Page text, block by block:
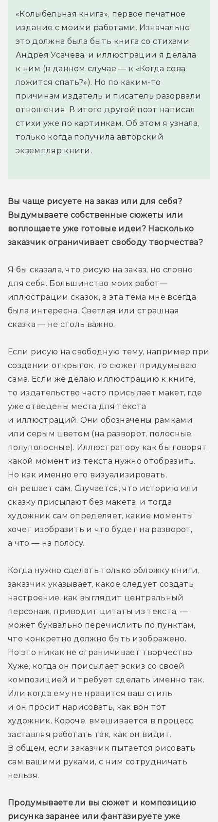
«Колыбельная книга», первое печатное
издание с моими работами. Изначально
это должна была быть книга со стихами
Андрея Усачёва, и иллюстрации я делала
к ним (в данном случае — к «Когда сова
ложится спать?»). Но по каким-то
причинам издатель и писатель разорвали
отношения. В итоге другой поэт написал
стихи уже по картинкам. Об этом я узнала,
только когда получила авторский
экземпляр книги.
Вы чаще рисуете на заказ или для себя?
Выдумываете собственные сюжеты или
воплощаете уже готовые идеи? Насколько
заказчик ограничивает свободу творчества?
Я бы сказала, что рисую на заказ, но словно
для себя. Большинство моих работ—
иллюстрации сказок, а эта тема мне всегда
была интересна. Светлая или страшная
сказка — не столь важно.
Если рисую на свободную тему, например при
создании открыток, то сюжет придумываю
сама. Если же делаю иллюстрацию к книге,
то издательство часто присылает макет, где
уже отведены места для текста
и иллюстраций. Они обозначены рамками
или серым цветом (на разворот, полосные,
полуполосные). Иллюстратору как бы говорят,
какой момент из текста нужно отобразить.
Но как именно его визуализировать,
он решает сам. Случается, что историю или
сказку присылают без макета, и тогда
художник сам определяет, какие моменты
хочет изобразить и что будет на разворот,
а что — на полосу.
Когда нужно сделать только обложку книги,
заказчик указывает, какое следует создать
настроение, как выглядит центральный
персонаж, приводит цитаты из текста, —
может буквально перечислить по пунктам,
что конкретно должно быть изображено.
Но это никак не ограничивает творчество.
Хуже, когда он присылает эскиз со своей
композицией и требует сделать именно так.
Или когда ему не нравится ваш стиль
и он просит нарисовать, как вон тот
художник. Короче, вмешивается в процесс,
заставляя работать так, как он видит.
В общем, если заказчик пытается рисовать
сам вашими руками, с ним сотрудничать
нельзя.
Продумываете ли вы сюжет и композицию
рисунка заранее или фантазируете уже